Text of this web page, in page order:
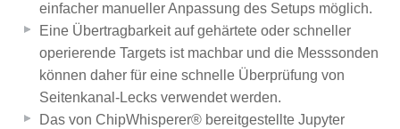
einfacher manueller Anpassung des Setups möglich.
Eine Übertragbarkeit auf gehärtete oder schneller
operierende Targets ist machbar und die Messsonden
können daher für eine schnelle Überprüfung von
Seitenkanal-Lecks verwendet werden.
Das von ChipWhisperer® bereitgestellte Jupyter